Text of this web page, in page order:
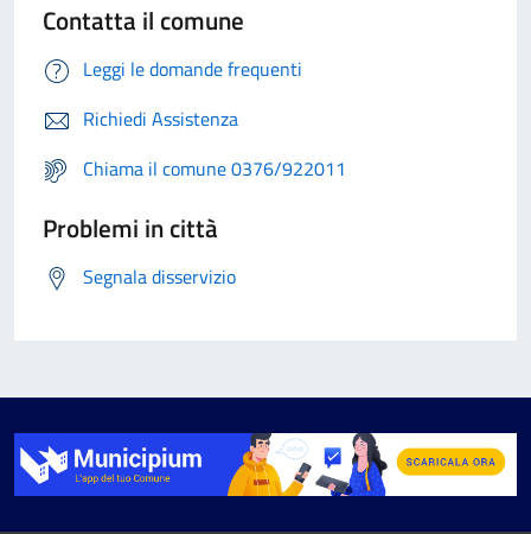
Contatta il comune
Leggi le domande frequenti
Richiedi Assistenza
Chiama il comune 0376/922011
Problemi in città
Segnala disservizio